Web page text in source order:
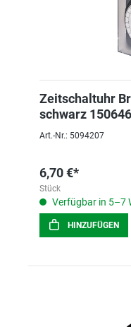
Zeitschaltuhr
schwarz
Art.-Nr.: 5094207
6,70 €*
Stück
Verfügbar in 5–7
HINZUFÜGEN